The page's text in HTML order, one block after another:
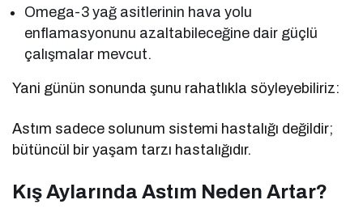
Omega-3 yağ asitlerinin hava yolu
enflamasyonunu azaltabileceğine dair güçlü
çalışmalar mevcut.
Yani günün sonunda şunu rahatlıkla söyleyebiliriz:
Astım sadece solunum sistemi hastalığı değildir;
bütüncül bir yaşam tarzı hastalığıdır.
Kış Aylarında Astım Neden Artar?